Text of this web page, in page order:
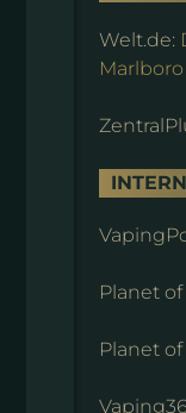
Welt.de:
Planet
Planet